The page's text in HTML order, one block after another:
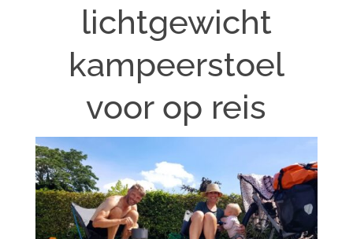
lichtgewicht
kampeerstoel
voor op reis